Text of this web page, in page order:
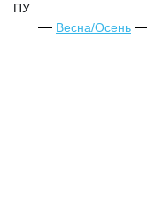
ПУ
Весна/Осень